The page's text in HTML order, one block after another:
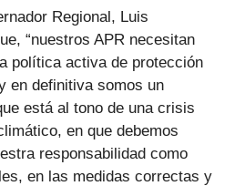
Regional, Luis
“nuestros APR necesitan
política activa de protección
en definitiva somos un
está al tono de una crisis
en que debemos
responsabilidad como
en las medidas correctas y